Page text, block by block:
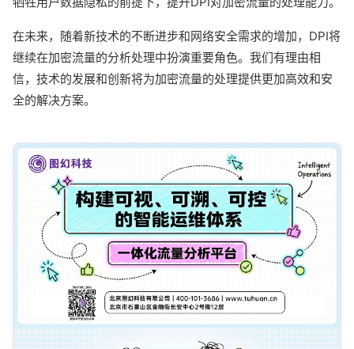
在未来，随着新技术的不断进步和网络安全需求的增加，DPI将
继续在加密流量的分析处理中扮演重要角色。我们有理由相
信，技术的发展和创新将为加密流量的处理提供更加高效和安
全的解决方案。